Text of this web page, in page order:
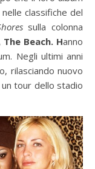
classifiche del
sulla colonna
Beach. Hanno
Negli ultimi anni
rilasciando nuovo
un tour dello stadio